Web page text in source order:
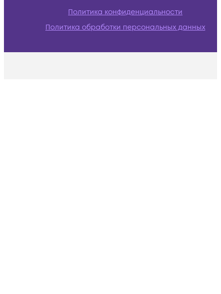
Политика конфиденциальности
Политика обработки персональных данных